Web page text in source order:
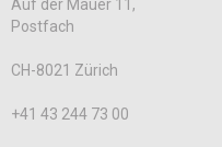
Auf der Mauer 11,
Postfach
CH-8021 Zürich
+41 43 244 73 00